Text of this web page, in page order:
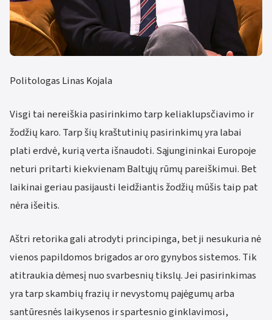
Politologas Linas Kojala
Visgi tai nereiškia pasirinkimo tarp keliaklupsčiavimo ir
žodžių karo. Tarp šių kraštutinių pasirinkimų yra labai
plati erdvė, kurią verta išnaudoti. Sąjungininkai Europoje
neturi pritarti kiekvienam Baltųjų rūmų pareiškimui. Bet
laikinai geriau pasijausti leidžiantis žodžių mūšis taip pat
nėra išeitis.
Aštri retorika gali atrodyti principinga, bet ji nesukuria nė
vienos papildomos brigados ar oro gynybos sistemos. Tik
atitraukia dėmesį nuo svarbesnių tikslų. Jei pasirinkimas
yra tarp skambių frazių ir nevystomų pajėgumų arba
santūresnės laikysenos ir spartesnio ginklavimosi,